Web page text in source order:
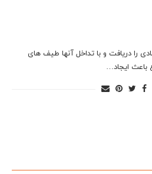
را دریافت و با تداخل آنها طیف های
باعث ایجاد…